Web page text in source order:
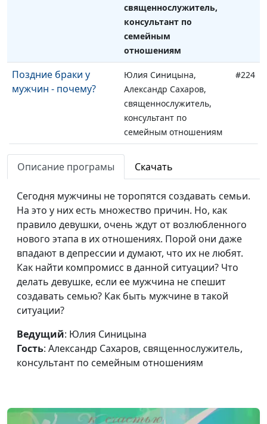
священнослужитель,
консультант по
семейным
отношениям
Поздние браки у
мужчин - почему?
Юлия Синицына,
Александр Сахаров,
священнослужитель,
консультант по
семейным отношениям
#224
Как воспитывать
мальчика?
Юлия Синицына,
Александр Сахаров,
консультант по
семейным отношениям
Гомосексуальность:
как распознать
заранее?
Юлия Синицына,
Александр Сахаров,
священнослужитель,
консультант по
семейным отношениям
#222
Как возникает
гомосексуальность
Александр Сахаров,
священнослужитель,
консультант по
причины. Гендерная
Александр Сахаров,
Описание програмы Скачать
Сегодня мужчины не торопятся создавать семьи.
На это у них есть множество причин. Но, как
правило девушки, очень ждут от возлюбленного
нового этапа в их отношениях. Порой они даже
впадают в депрессии и думают, что их не любят.
Как найти компромисс в данной ситуации? Что
делать девушке, если ее мужчина не спешит
создавать семью? Как быть мужчине в такой
ситуации?
Ведущий: Юлия Синицына
Гость: Александр Сахаров, священнослужитель,
консультант по семейным отношениям